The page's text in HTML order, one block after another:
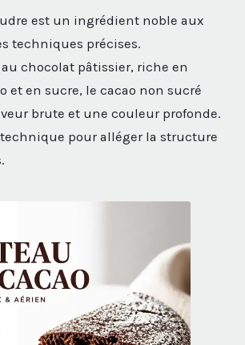
est un ingrédient noble aux
techniques précises.
chocolat pâtissier, riche en
et en sucre, le cacao non sucré
brute et une couleur profonde.
technique pour alléger la structure